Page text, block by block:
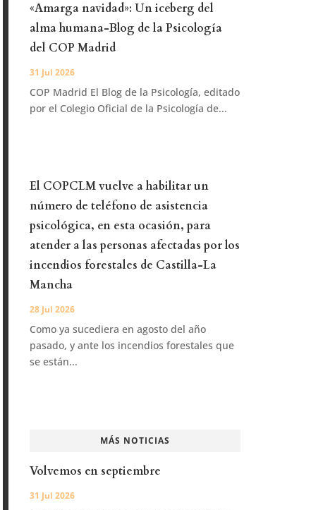
«Amarga navidad»: Un iceberg del
alma humana-Blog de la Psicología
del COP Madrid
31 Jul 2026
COP Madrid El Blog de la Psicología, editado
por el Colegio Oficial de la Psicología de...
El COPCLM vuelve a habilitar un
número de teléfono de asistencia
psicológica, en esta ocasión, para
atender a las personas afectadas por los
incendios forestales de Castilla-La
Mancha
28 Jul 2026
Como ya sucediera en agosto del año
pasado, y ante los incendios forestales que
se están...
MÁS NOTICIAS
Volvemos en septiembre
31 Jul 2026